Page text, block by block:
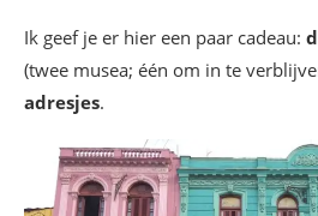
Ik geef je er hier een paar cadeau:
(twee musea; één om in te
adresjes.